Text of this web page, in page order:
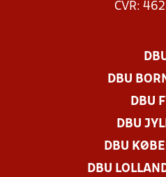
CVR:
DBU
DBU
DBU
DBU
DBU